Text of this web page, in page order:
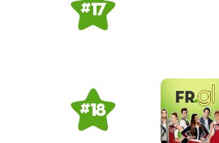
# 17
# 18